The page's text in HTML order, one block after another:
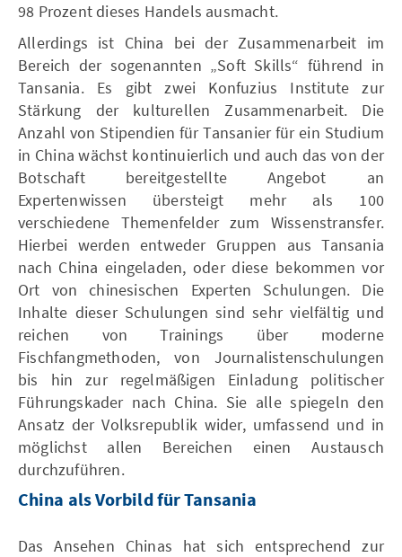
98 Prozent dieses Handels ausmacht.
Allerdings ist China bei der Zusammenarbeit im
Bereich der sogenannten „Soft Skills“ führend in
Tansania. Es gibt zwei Konfuzius Institute zur
Stärkung der kulturellen Zusammenarbeit. Die
Anzahl von Stipendien für Tansanier für ein Studium
in China wächst kontinuierlich und auch das von der
Botschaft bereitgestellte Angebot an
Expertenwissen übersteigt mehr als 100
verschiedene Themenfelder zum Wissenstransfer.
Hierbei werden entweder Gruppen aus Tansania
nach China eingeladen, oder diese bekommen vor
Ort von chinesischen Experten Schulungen. Die
Inhalte dieser Schulungen sind sehr vielfältig und
reichen von Trainings über moderne
Fischfangmethoden, von Journalistenschulungen
bis hin zur regelmäßigen Einladung politischer
Führungskader nach China. Sie alle spiegeln den
Ansatz der Volksrepublik wider, umfassend und in
möglichst allen Bereichen einen Austausch
durchzuführen.
China als Vorbild für Tansania
Das Ansehen Chinas hat sich entsprechend zur